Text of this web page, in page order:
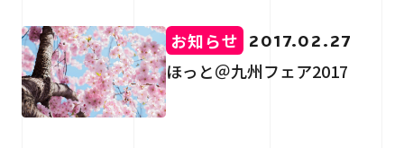
WORKS 事例紹介
RECRUIT
お知らせ 2017.02.27
ほっと＠九州フェア2017